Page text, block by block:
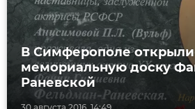
30 августа 2016, 14:49
В Симферополе открыли
мемориальную доску
Раневской